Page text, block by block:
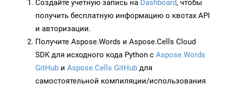
Создайте учетную запись на Dashboard, чтобы
получить бесплатную информацию о квотах API
и авторизации.
Получите Aspose.Words и Aspose.Cells Cloud
SDK для исходного кода Python с Aspose.Words
GitHub и Aspose.Cells GitHub для
самостоятельной компиляции/использования